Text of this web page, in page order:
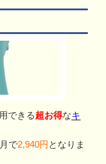
できる超お得なキ
で2,940円 となりま